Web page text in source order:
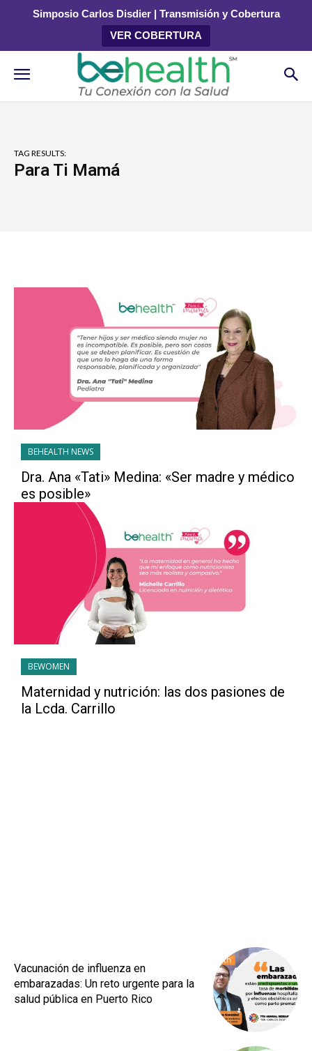
Simposio Carlos Disdier | Transmisión y Cobertura
VER COBERTURA
TAG RESULTS:
Para Ti Mamá
BEHEALTH NEWS
Dra. Ana «Tati» Medina: «Ser madre y médico
es posible»
BEWOMEN
Maternidad y nutrición: las dos pasiones de
la Lcda. Carrillo
Vacunación de influenza en
embarazadas: Un reto urgente para la
salud pública en Puerto Rico